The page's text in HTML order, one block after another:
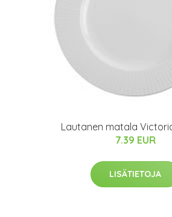
Lautanen matala
7.39 EUR
LISÄTIETOJA